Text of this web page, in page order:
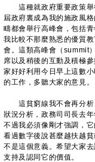
這種就政府重要政策舉
屆政府裏成為我的施政風
疇都會舉行高峰會，包括
我比較不那麼熟悉的優質
會。這類高峰會（summit
席以及稍後的互動及積極
家好好利用今日早上這數
的工作，多聽大家的意見。
這貧窮線我不會再分析
狀況分析，政務司司長去
不過我必須像剛才強調，
看過數字後說甚麼越扶越
不是這個意義。希望大家
支持及認同它的價值。